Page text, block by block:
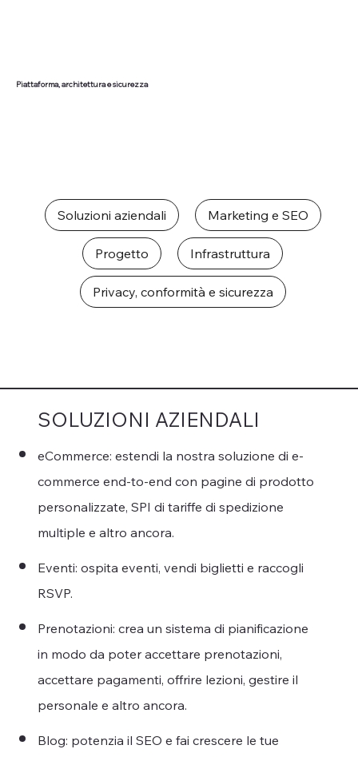
Piattaforma, architettura e sicurezza
Soluzioni aziendali Marketing e SEO
Progetto Infrastruttura
Privacy, conformità e sicurezza
SOLUZIONI AZIENDALI
eCommerce: estendi la nostra soluzione di e-
commerce end-to-end con pagine di prodotto
personalizzate, SPI di tariffe di spedizione
multiple e altro ancora.
Eventi: ospita eventi, vendi biglietti e raccogli
RSVP.
Prenotazioni: crea un sistema di pianificazione
in modo da poter accettare prenotazioni,
accettare pagamenti, offrire lezioni, gestire il
personale e altro ancora.
Blog: potenzia il SEO e fai crescere le tue